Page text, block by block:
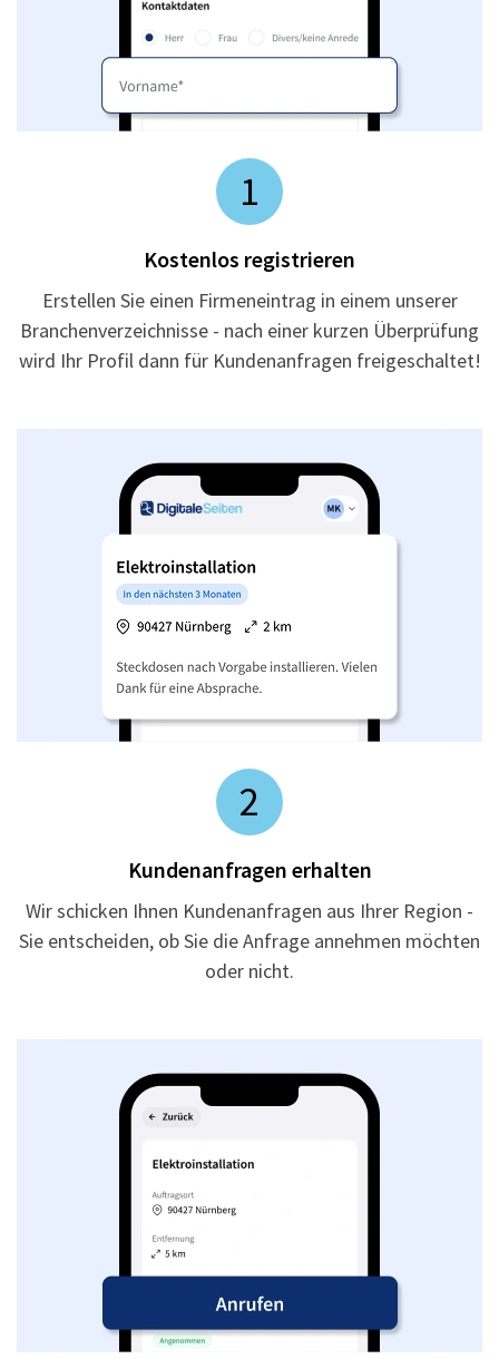
1
Kostenlos registrieren
Erstellen Sie einen Firmeneintrag in einem unserer
Branchenverzeichnisse - nach einer kurzen Überprüfung
wird Ihr Profil dann für Kundenanfragen freigeschaltet!
2
Kundenanfragen erhalten
Wir schicken Ihnen Kundenanfragen aus Ihrer Region -
Sie entscheiden, ob Sie die Anfrage annehmen möchten
oder nicht.